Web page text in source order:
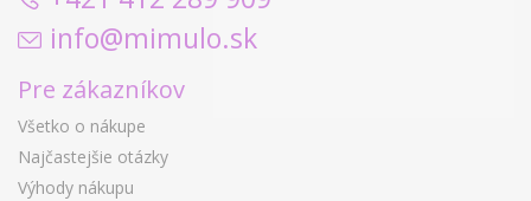
info@mimulo.sk
Pre zákazníkov
Všetko o nákupe
Najčastejšie otázky
Výhody nákupu